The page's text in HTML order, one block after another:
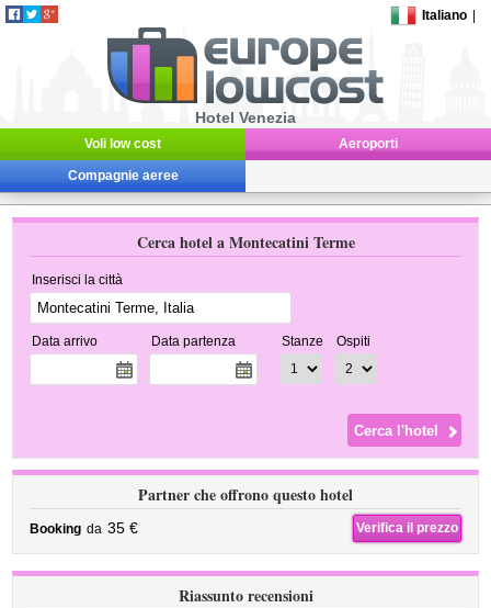
Italiano
Hotel Venezia
Voli low cost Aeroporti
Compagnie aeree
Cerca hotel a Montecatini Terme
Inserisci la città
Data arrivo Data partenza Stanze Ospiti
Partner che offrono questo hotel
Booking da 35 € Verifica il prezzo
Riassunto recensioni